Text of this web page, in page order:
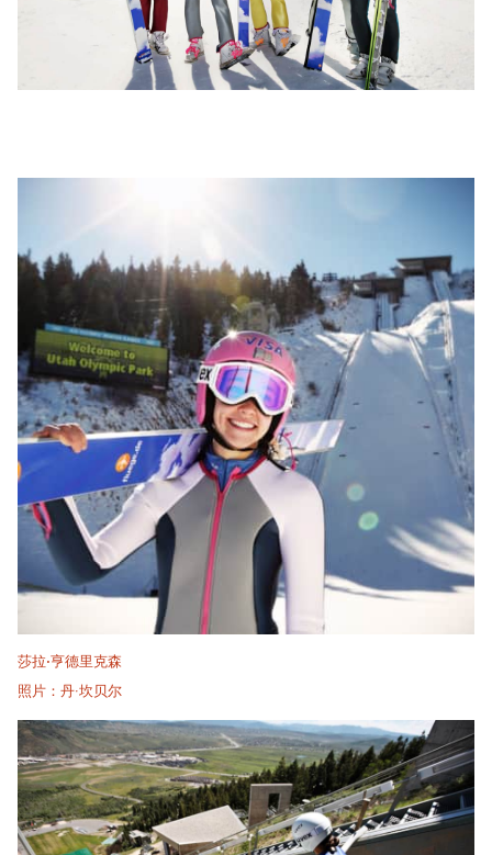
莎拉·亨德里克森
照片：丹·坎贝尔